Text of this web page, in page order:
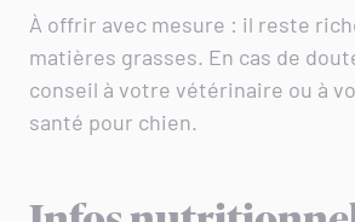
À offrir avec mesure : il reste
matières grasses. En cas de
conseil à votre vétérinaire ou à
santé pour chien.